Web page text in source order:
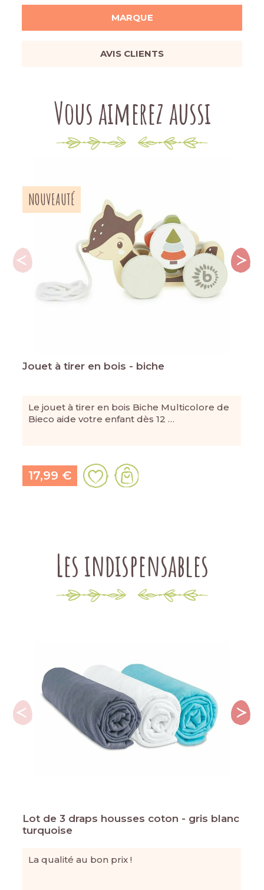
MARQUE
AVIS CLIENTS
Vous aimerez aussi
NOUVEAUTÉ
Jouet à tirer en bois - biche
Le jouet à tirer en bois Biche Multicolore de
Bieco aide votre enfant dès 12 …
17,99 €
Les indispensables
Lot de 3 draps housses coton - gris blanc
turquoise
La qualité au bon prix !